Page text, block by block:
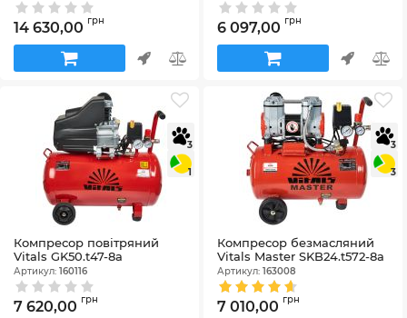
14 630,00 грн 6 097,00 грн
3
1
Компресор повітряний
Vitals GK50.t47-8a
Артикул: 160116
7 620,00 грн
3
3
Компресор безмасляний
Vitals Master SKB24.t572-8a
Артикул: 163008
7 010,00 грн